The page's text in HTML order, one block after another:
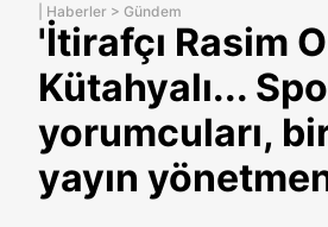
Haberler > Gündem
'İtirafçı Rasim
Kütahyalı...
yorumcuları,
yayın